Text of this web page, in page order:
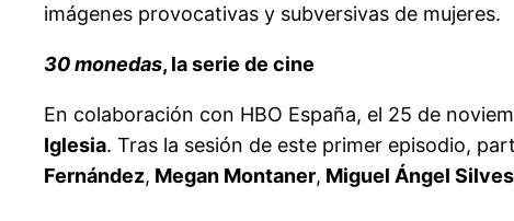
imágenes provocativas y subversivas de mujeres.
30 monedas, la serie de cine
En colaboración con HBO España, el 25 de
Iglesia. Tras la sesión de este primer episodio,
Fernández, Megan Montaner, Miguel Ángel